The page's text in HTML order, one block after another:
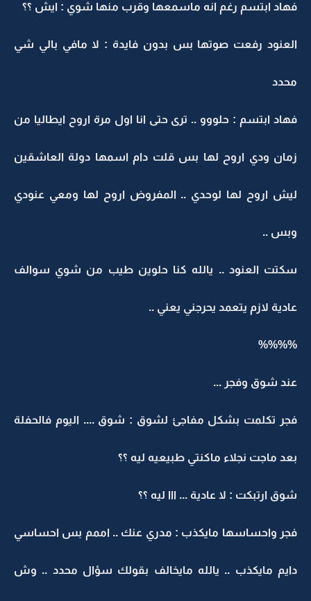
فهاد ابتسم رغم انه ماسمعها وقرب منها شوي : ايش ؟؟
العنود رفعت صوتها بس بدون فايدة : لا مافي بالي شي
محدد
فهاد ابتسم : حلووو .. ترى حتى انا اول مرة اروح ايطاليا من
زمان ودي اروح لها بس قلت دام اسمها دولة العاشقين
ليش اروح لها لوحدي .. المفروض اروح لها ومعي عنودي
وبس ..
سكتت العنود .. يالله كنا حلوين طيب من شوي سوالف
عادية لازم يتعمد يحرجني يعني ..
%%%%
عند شوق وفجر ...
فجر تكلمت بشكل مفاجئ لشوق : شوق .... اليوم فالحفلة
بعد ماجت نجلاء ماكنتي طبيعيه ليه ؟؟
شوق ارتبكت : لا عادية ... ااا ليه ؟؟
فجر واحساسها مايكذب : مدري عنك .. اممم بس احساسي
دايم مايكذب .. يالله مايخالف بقولك سؤال محدد .. وش